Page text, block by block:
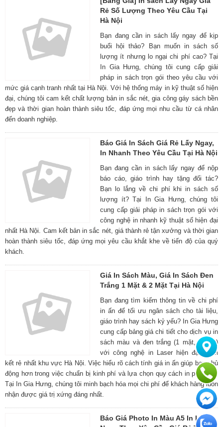
Rẻ Số Lượng Theo Yêu Cầu Tại
Hà Nội
Bạn đang cần in sách lấy ngay để kịp
buổi hội thảo? Bạn muốn in sách số
lượng ít nhưng lo ngại chi phí cao? Tại
In Gia Hưng, chúng tôi cung cấp giải
pháp in sách trọn gói theo yêu cầu với
mức giá cạnh tranh nhất tại Hà Nội. Với hệ thống máy in kỹ thuật số hiện
đại, chúng tôi cam kết chất lượng bản in sắc nét, gia công gáy sách bền
đẹp và thời gian hoàn thành siêu tốc, đáp ứng mọi nhu cầu từ cá nhân
đến doanh nghiệp.
Báo Giá In Sách Giá Rẻ Lấy Ngay,
In Nhanh Theo Yêu Cầu Tại Hà Nội
Bạn đang cần in sách lấy ngay để nộp
báo cáo, giáo trình hay tặng đối tác?
Bạn lo lắng về chi phí khi in sách số
lượng ít? Tại In Gia Hưng, chúng tôi
cung cấp giải pháp in sách trọn gói với
công nghệ in nhanh kỹ thuật số hiện đại
nhất Hà Nội. Cam kết bản in sắc nét, giá thành rẻ tận xưởng và thời gian
hoàn thành siêu tốc, đáp ứng mọi yêu cầu khắt khe về tiến độ của quý
khách.
Giá In Sách Màu, Giá In Sách Đen
Trắng 1 Mặt & 2 Mặt Tại Hà Nội
Bạn đang tìm kiếm thông tin về chi phí
in ấn để tối ưu ngân sách cho tài liệu,
giáo trình hay sách kỷ yếu? In Gia Hưng
cung cấp bảng giá chi tiết cho dịch vụ in
sách màu và đen trắng (1 mặt, 2 mặt)
với công nghệ in Laser hiện đại, cam
kết rẻ nhất khu vực Hà Nội. Việc hiểu rõ cách tính giá in ấn giúp bạn chủ
động hơn trong việc chuẩn bị kinh phí và lựa chọn quy cách in phù hợp.
Tại In Gia Hưng, chúng tôi minh bạch hóa mọi chi phí để khách hàng luôn
nhận được giá trị xứng đáng nhất.
Báo Giá Photo In Màu A5 In Lấy